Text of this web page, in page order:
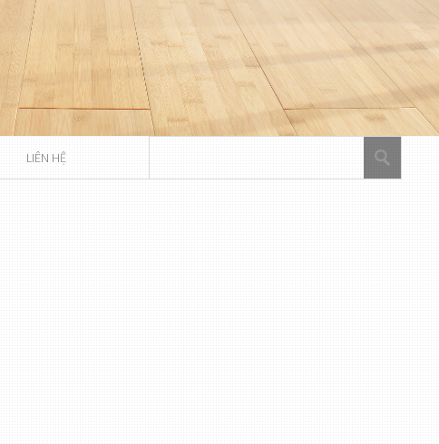
LIÊN HỆ